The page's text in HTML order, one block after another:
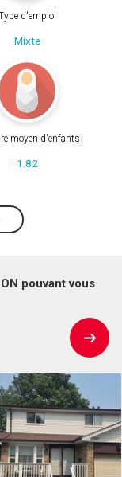
d'emploi
Mixte
moyen d'enfants
1.82
pouvant vous